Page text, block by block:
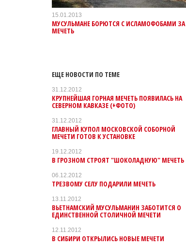
15.01.2013
МУСУЛЬМАНЕ БОРЮТСЯ С ИСЛАМОФОБАМИ ЗА
МЕЧЕТЬ
ЕЩЕ НОВОСТИ ПО ТЕМЕ
31.12.2012
КРУПНЕЙШАЯ ГОРНАЯ МЕЧЕТЬ ПОЯВИЛАСЬ НА
СЕВЕРНОМ КАВКАЗЕ (+ФОТО)
31.12.2012
ГЛАВНЫЙ КУПОЛ МОСКОВСКОЙ СОБОРНОЙ
МЕЧЕТИ ГОТОВ К УСТАНОВКЕ
19.12.2012
В ГРОЗНОМ СТРОЯТ "ШОКОЛАДНУЮ" МЕЧЕТЬ
06.12.2012
ТРЕЗВОМУ СЕЛУ ПОДАРИЛИ МЕЧЕТЬ
13.11.2012
ВЬЕТНАМСКИЙ МУСУЛЬМАНИН ЗАБОТИТСЯ О
ЕДИНСТВЕННОЙ СТОЛИЧНОЙ МЕЧЕТИ
12.11.2012
В СИБИРИ ОТКРЫЛИСЬ НОВЫЕ МЕЧЕТИ